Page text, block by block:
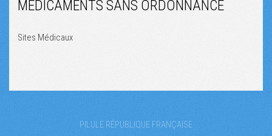
MÉDICAMENTS SANS ORDONNANCE
Sites Médicaux
PILULE RÉPUBLIQUE FRANÇAISE